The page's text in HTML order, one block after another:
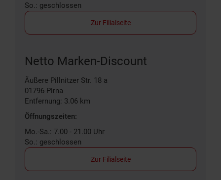
So.: geschlossen
Zur Filialseite
Netto Marken-Discount
Äußere Pillnitzer Str. 18 a
01796 Pirna
Entfernung: 3.06 km
Öffnungszeiten:
Mo.-Sa.: 7.00 - 21.00 Uhr
So.: geschlossen
Zur Filialseite